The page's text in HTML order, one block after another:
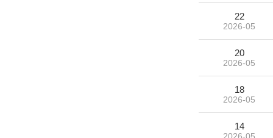
22
2026-05
20
2026-05
18
2026-05
14